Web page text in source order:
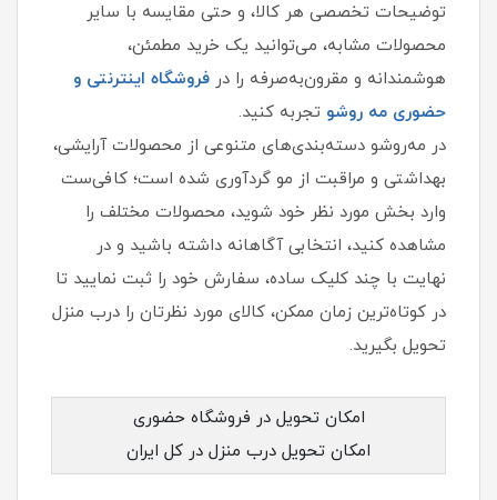
توضیحات تخصصی هر کالا، و حتی مقایسه با سایر
محصولات مشابه، می‌توانید یک خرید مطمئن،
هوشمندانه و مقرون‌به‌صرفه را در فروشگاه اینترنتی و
حضوری مه‌ روشو تجربه کنید.
در مه‌روشو دسته‌بندی‌های متنوعی از محصولات آرایشی،
بهداشتی و مراقبت از مو گردآوری شده است؛ کافی‌ست
وارد بخش مورد نظر خود شوید، محصولات مختلف را
مشاهده کنید، انتخابی آگاهانه داشته باشید و در
نهایت با چند کلیک ساده، سفارش خود را ثبت نمایید تا
در کوتاه‌ترین زمان ممکن، کالای مورد نظرتان را درب منزل
تحویل بگیرید.
امکان تحویل در فروشگاه حضوری
امکان تحویل درب منزل در کل ایران